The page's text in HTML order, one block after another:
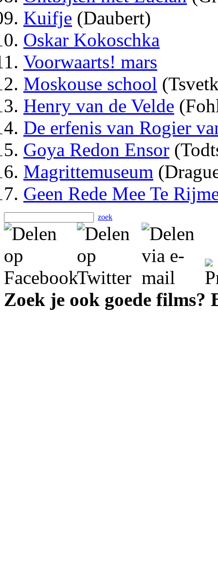
Kuifje (Daubert)
Oskar Kokoschka
Voorwaarts! mars
Moskouse school
Henry van de Velde
De erfenis van Rogier
Goya Redon Ensor
Magrittemuseum
Geen Rede Mee Te
zoek
Zoek je ook goede films?